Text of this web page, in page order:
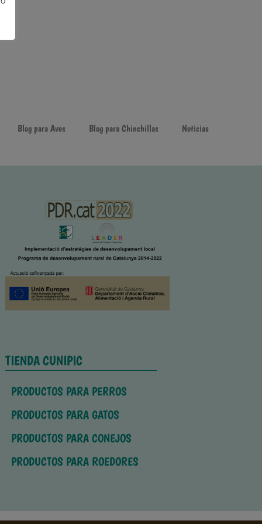
Blog para Aves Blog para Chinchillas Noticias
TIENDA CUNIPIC
PRODUCTOS PARA PERROS
PRODUCTOS PARA GATOS
PRODUCTOS PARA CONEJOS
PRODUCTOS PARA ROEDORES